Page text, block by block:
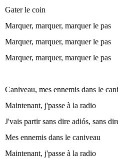
Gater le coin
Marquer, marquer, marquer le pas
Marquer, marquer, marquer le pas
Marquer, marquer, marquer le pas
Caniveau, mes ennemis dans le
Maintenant, j'passe à la radio
J'vais partir sans dire adiós, sans
Mes ennemis dans le caniveau
Maintenant, j'passe à la radio